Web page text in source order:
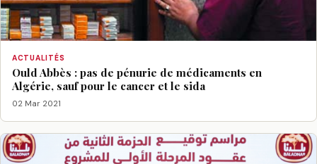
ACTUALITÉS
Ould Abbès : pas de pénurie de médicaments en
Algérie, sauf pour le cancer et le sida
02 Mar 2021